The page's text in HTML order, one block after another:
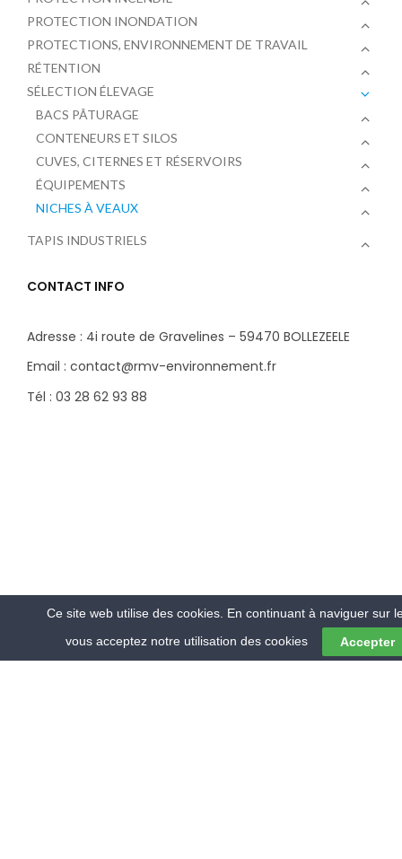
PROTECTION INONDATION
PROTECTIONS, ENVIRONNEMENT DE TRAVAIL
RÉTENTION
SÉLECTION ÉLEVAGE
BACS PÂTURAGE
CONTENEURS ET SILOS
CUVES, CITERNES ET RÉSERVOIRS
ÉQUIPEMENTS
NICHES À VEAUX
TAPIS INDUSTRIELS
CONTACT INFO
Adresse : 4i route de Gravelines – 59470 BOLLEZEELE
Email : contact@rmv-environnement.fr
Tél : 03 28 62 93 88
Ce site web utilise des cookies. En continuant à naviguer sur
vous acceptez notre utilisation des cookies
Accepter